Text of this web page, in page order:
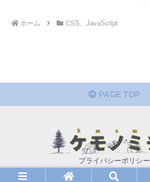
ホーム CSS、JavaScript
PAGE TOP
プライバシーポリシー
© 2021 ケモノミチ.